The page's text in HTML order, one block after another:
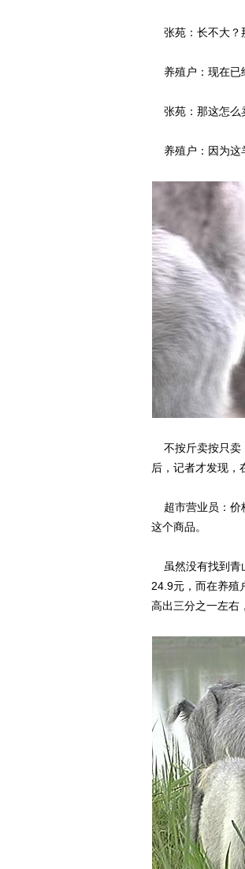
张苑：长不大？
养殖户：现在已
张苑：那这怎么
养殖户：因为这
不按斤卖按只卖
后，记者才发现，
超市营业员：价
这个商品。
虽然没有找到青
24.9元，而在养殖
高出三分之一左右